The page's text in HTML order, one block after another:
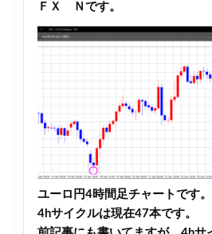
ＦＸ Ｎです。
ユーロ円4時間足チャートです。
4hサイクルは現在47本です。